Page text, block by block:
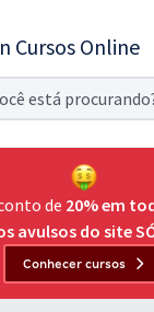
11
Teste grátis por 7 dias!
Até Passar
preparação para o Exame
e intensiva para as
de 20% em
avulsos do site
Conhecer cursos